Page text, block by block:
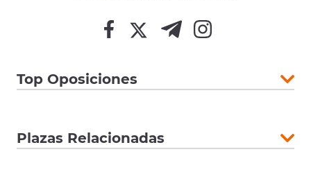
Top Oposiciones
Plazas Relacionadas